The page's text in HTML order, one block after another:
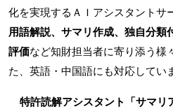
化を実現するＡＩアシスタントサ
用語解説、サマリ作成、独自分類
評価など知財担当者に寄り添う様
た、英語・中国語にも対応してい
特許読解アシスタント「サマリ